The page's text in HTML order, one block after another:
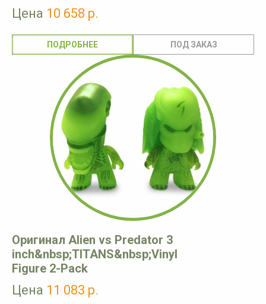
Цена 10 658 р.
ПОДРОБНЕЕ
Оригинал Alien vs Predator 3
inch&nbsp;TITANS&nbsp;Vinyl
Figure 2-Pack
Цена 11 083 р.